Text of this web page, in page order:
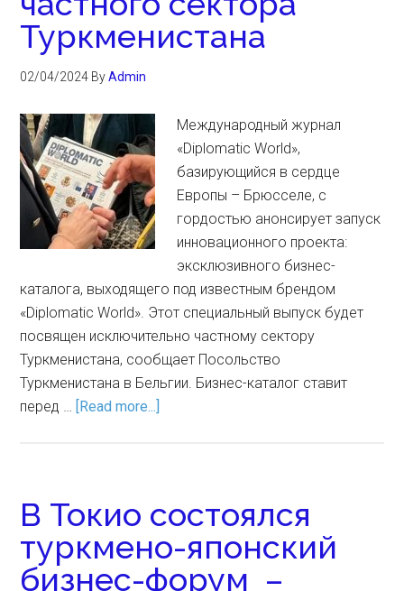
Туркменистана
02/04/2024 ByAdmin
Международный журнал
«Diplomatic World»,
базирующийся в сердце
Европы – Брюсселе, с
гордостью анонсирует запуск
инновационного проекта:
эксклюзивного бизнес-
каталога, выходящего под известным брендом
«Diplomatic World». Этот специальный выпуск будет
посвящен исключительно частному сектору
Туркменистана, сообщает Посольство
Туркменистана в Бельгии. Бизнес-каталог ставит
перед … [Read more...]
В Токио состоялся
туркмено-японский
бизнес-форум –